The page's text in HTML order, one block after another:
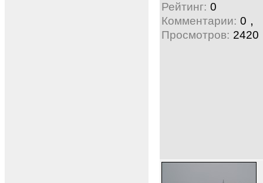
Рейтинг: 0
Комментарии: 0 ,
Просмотров: 2420